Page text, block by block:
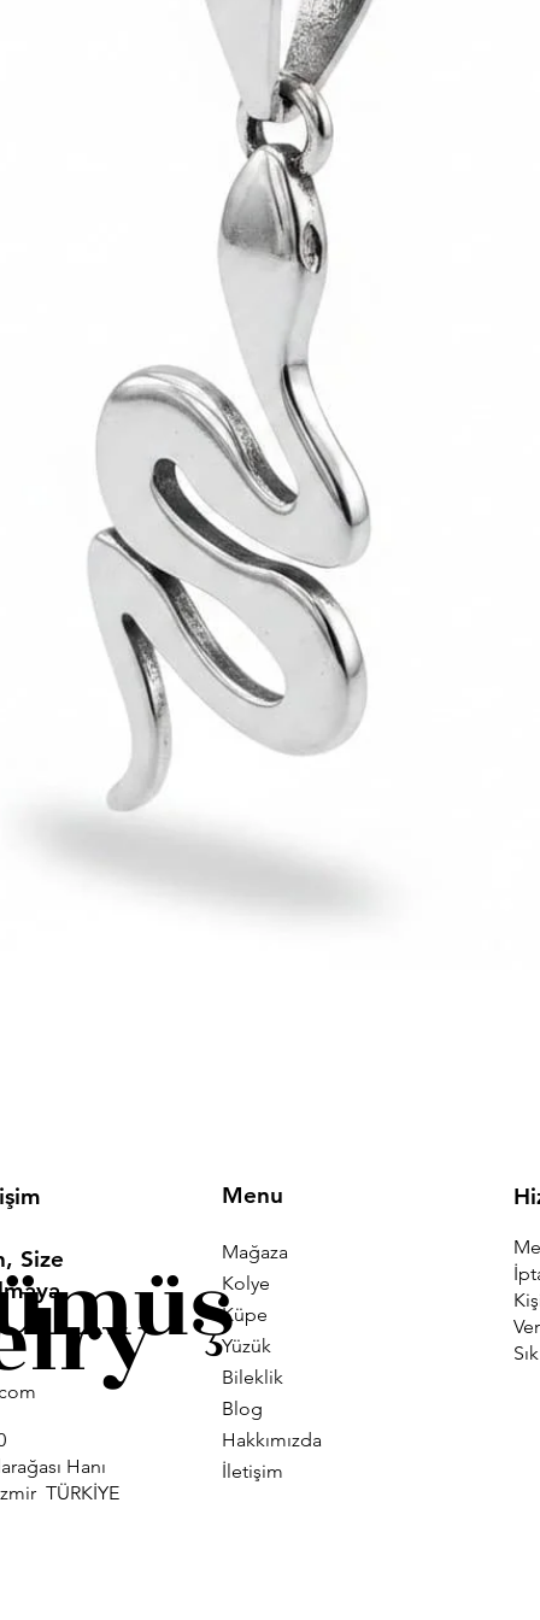
Size
Hanı
TÜRKİYE
Menu
Mağaza
Kolye
Küpe
Yüzük
Bileklik
Blog
Hakkımızda
İletişim